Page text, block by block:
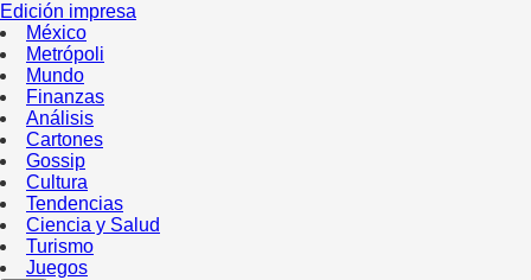
Edición impresa
México
Metrópoli
Mundo
Finanzas
Análisis
Cartones
Gossip
Cultura
Tendencias
Ciencia y Salud
Turismo
Juegos